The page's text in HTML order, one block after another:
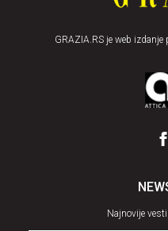
GRAZIA.RS je web
Najnovije